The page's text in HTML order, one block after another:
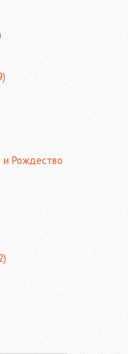
и Рождество